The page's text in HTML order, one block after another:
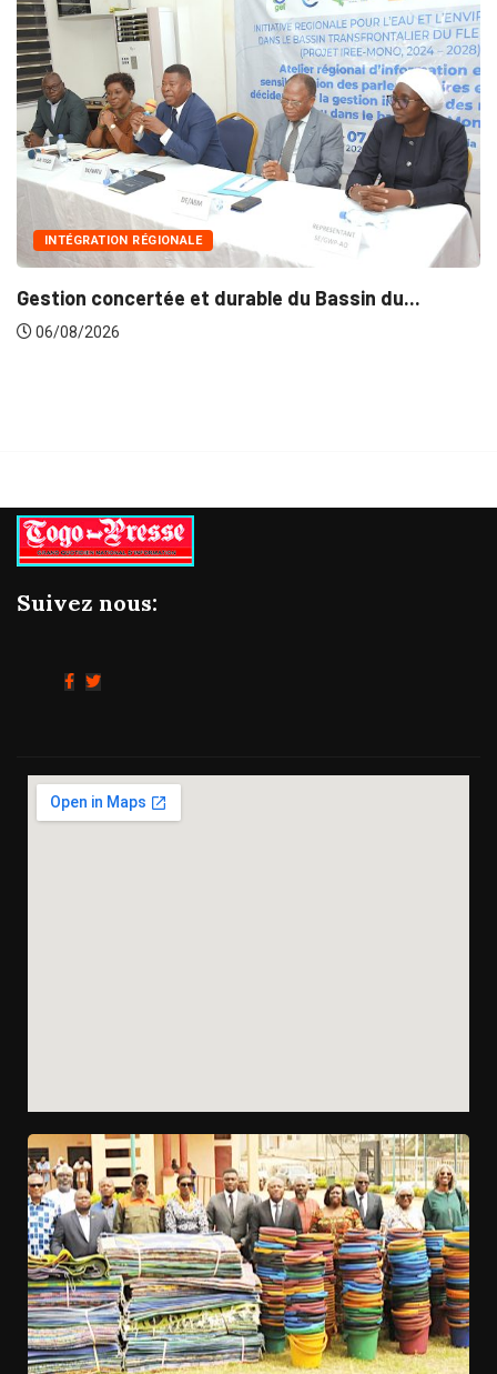
et durable du Bassin du...
INNONDATIONS
lance...
Suivez nous: